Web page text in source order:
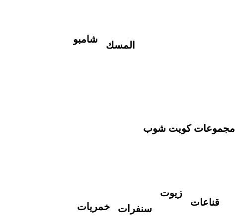
شامبو المسك
مجموعات كويت شوب
خمريات سنفرات
زيوت
قناعات